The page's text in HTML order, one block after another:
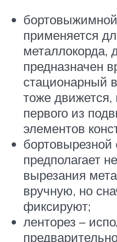
бортовыжимной
применяется
металлокорда,
предназначен
стационарный
тоже движется,
первого из
элементов
бортовырезной
предполагает
вырезания
вручную, но
фиксируют;
ленторез –